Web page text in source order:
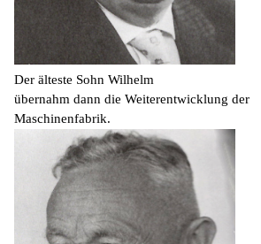
Der älteste Sohn Wilhelm
übernahm dann die Weiterentwicklung der
Maschinenfabrik.